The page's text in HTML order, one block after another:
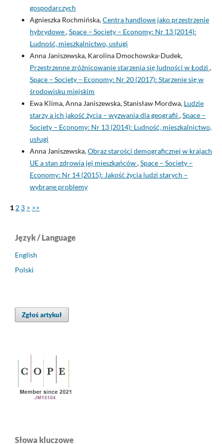
gospodarczych
Agnieszka Rochmińska,Centra handlowe jako przestrzenie
hybrydowe,Space – Society – Economy: Nr 13 (2014):
Ludność, mieszkalnictwo, usługi
Anna Janiszewska, Karolina Dmochowska-Dudek,
Przestrzenne zróżnicowanie starzenia się ludności w Łodzi ,
Space – Society – Economy: Nr 20 (2017): Starzenie się w
środowisku miejskim
Ewa Klima, Anna Janiszewska, Stanisław Mordwa, Ludzie
starzy a ich jakość życia – wyzwania dla geografii ,Space –
Society – Economy: Nr 13 (2014): Ludność, mieszkalnictwo,
usługi
Anna Janiszewska,Obraz starości demograficznej w krajach
UE a stan zdrowia jej mieszkańców,Space – Society –
Economy: Nr 14 (2015): Jakość życia ludzi starych –
wybrane problemy
1 2 3 > >>
Język / Language
English
Polski
Zgłoś artykuł
Słowa kluczowe